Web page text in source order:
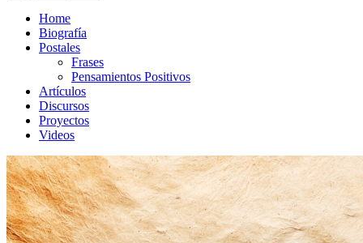
Home
Biografía
Postales
Frases
Pensamientos Positivos
Artículos
Discursos
Proyectos
Videos